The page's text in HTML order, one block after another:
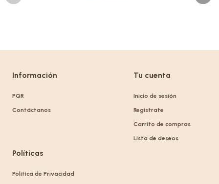
Información
PQR
Contáctanos
Tu cuenta
Inicio de sesión
Regístrate
Carrito de compras
Lista de deseos
Políticas
Política de Privacidad